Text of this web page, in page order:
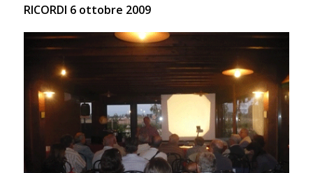
RICORDI 6 ottobre 2009